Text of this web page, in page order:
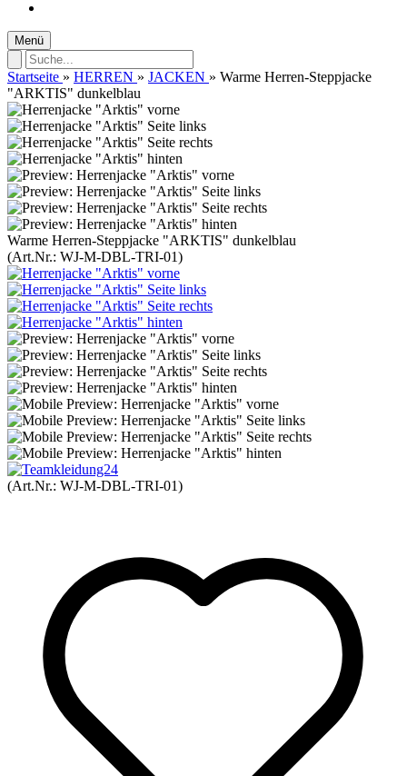
Menü
Startseite » HERREN » JACKEN » Warme Herren-Steppjacke
"ARKTIS" dunkelblau
Warme Herren-Steppjacke "ARKTIS" dunkelblau
(Art.Nr.: WJ-M-DBL-TRI-01)
(Art.Nr.: WJ-M-DBL-TRI-01)